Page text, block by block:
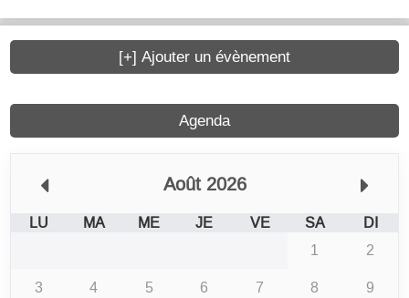
Agenda
Août 2026
LU MA ME JE VE SA
DI
1
2
3
4 5 6 7 8
9
[+] Ajouter un évènement